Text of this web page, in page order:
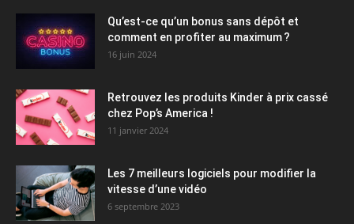
Qu’est-ce qu’un bonus sans dépôt et
comment en profiter au maximum ?
16 juin 2024
Retrouvez les produits Kinder à prix cassé
chez Pop’s America !
11 janvier 2024
Les 7 meilleurs logiciels pour modifier la
vitesse d’une vidéo
6 septembre 2023